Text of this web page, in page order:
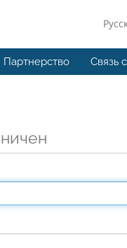
Партнерство Связь